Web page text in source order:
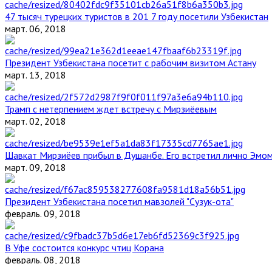
47 тысяч турецких туристов в 201 7 году посетили Узбекистан
март. 06, 2018
Президент Узбекистана посетит с рабочим визитом Астану
март. 13, 2018
Трамп с нетерпением ждет встречу с Мирзиёевым
март. 02, 2018
Шавкат Мирзиёев прибыл в Душанбе. Его встретил лично
март. 09, 2018
Президент Узбекистана посетил мавзолей "Сузук-ота"
февраль. 09, 2018
В Уфе состоится конкурс чтиц Корана
февраль. 08, 2018